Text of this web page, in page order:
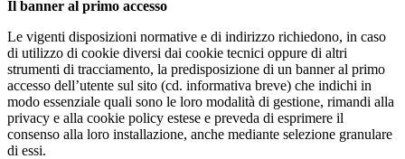
Il banner al primo accesso
Le vigenti disposizioni normative e di indirizzo richiedono, in caso
di utilizzo di cookie diversi dai cookie tecnici oppure di altri
strumenti di tracciamento, la predisposizione di un banner al primo
accesso dell’utente sul sito (cd. informativa breve) che indichi in
modo essenziale quali sono le loro modalità di gestione, rimandi alla
privacy e alla cookie policy estese e preveda di esprimere il
consenso alla loro installazione, anche mediante selezione granulare
di essi.